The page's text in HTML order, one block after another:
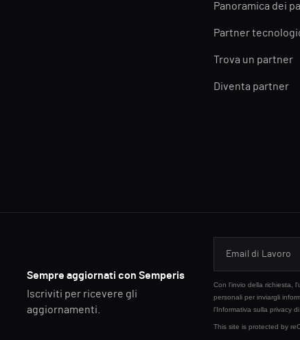
Panoramica dei
Partner
Trova un partner
Diventa partner
Sempre aggiornati con Semperis
Iscriviti per ricevere gli
aggiornamenti.
Con l'invio della richiesta,
personali per inviargli
l'Informativa sulla privacy
This site is protected by